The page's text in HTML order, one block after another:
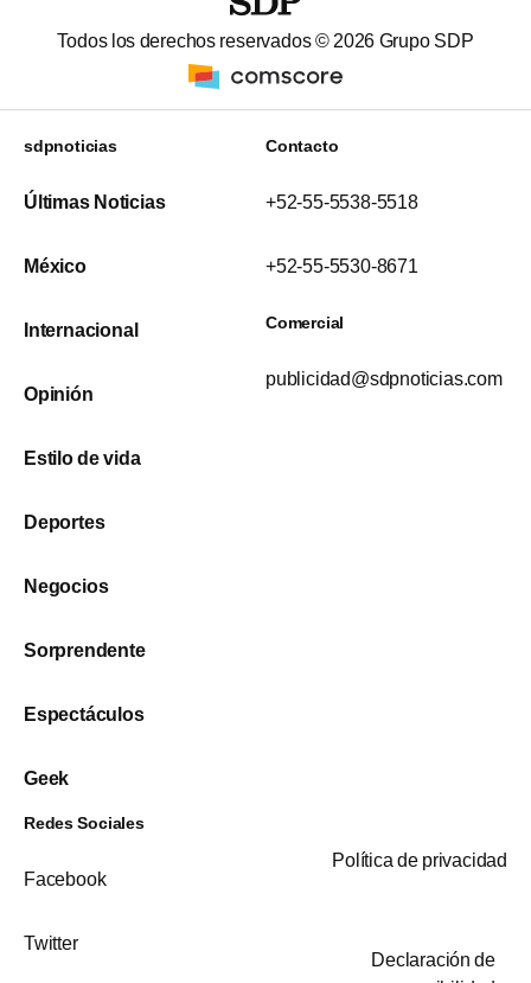
Todos los derechos reservados ©2026 Grupo SDP
sdpnoticias
Últimas Noticias
México
Internacional
Opinión
Estilo de vida
Deportes
Negocios
Sorprendente
Espectáculos
Geek
Contacto
+52-55-5538-5518
+52-55-5530-8671
Comercial
publicidad@sdpnoticias.com
Redes Sociales
Facebook
Twitter
Política de privacidad
Declaración de